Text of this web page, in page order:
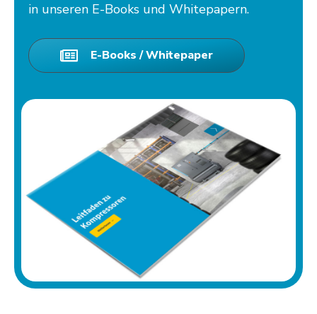
in unseren E-Books und Whitepapern.
E-Books / Whitepaper